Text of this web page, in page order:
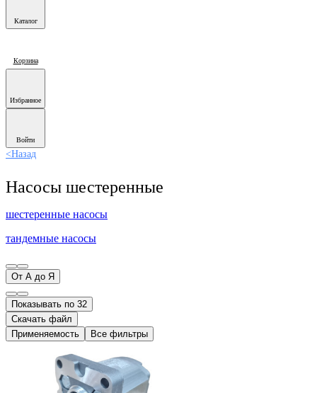
Каталог
Корзина
Избранное
Войти
<Назад
Насосы шестеренные
шестеренные насосы
тандемные насосы
От А до Я
Показывать по 32
Скачать файл
Применяемость
Все фильтры